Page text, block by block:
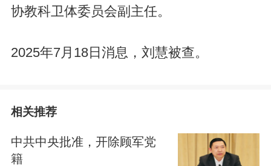
协教科卫体委员会副主任。
2025年7月18日消息，刘慧被查。
相关推荐
中共中央批准，开除顾军党
籍